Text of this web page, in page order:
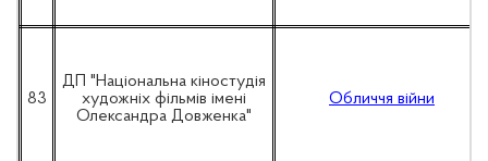
83
ДП "Національна кіностудія
художніх фільмів імені
Олександра Довженка"
Обличчя війни